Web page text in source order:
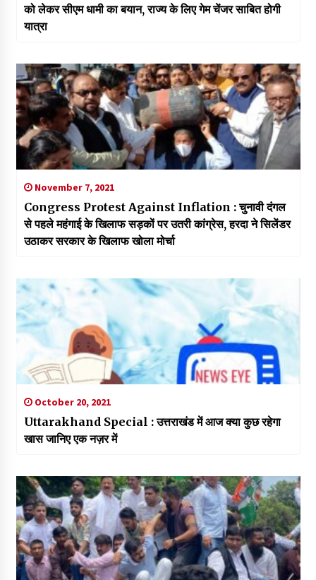
को लेकर सीएम धामी का बयान, राज्य के लिए गेम चेंजर साबित होगी
यात्रा
November 7, 2021
Congress Protest Against Inflation : चुनावी दंगल
से पहले महंगाई के खिलाफ सड़कों पर उतरी कांग्रेस, हरदा ने सिलेंडर
उठाकर सरकार के खिलाफ खोला मोर्चा
October 20, 2021
Uttarakhand Special : उत्तराखंड में आज क्या कुछ रहेगा
खास जानिए एक नज़र में